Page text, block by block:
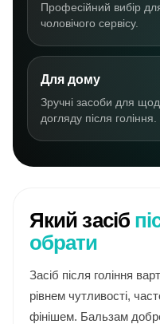
Професійний вибір
чоловічого сервісу.
Для дому
Зручні засоби для
догляду після гоління.
Який засіб
обрати
Засіб після гоління
рівнем чутливості,
фінішем. Бальзам